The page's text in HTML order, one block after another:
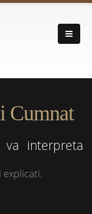
Cumnat
interpreta